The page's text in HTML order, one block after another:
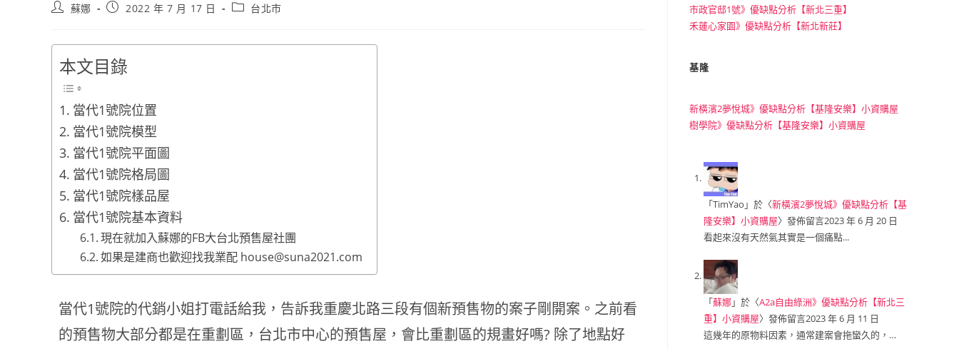
蘇娜 2022 年 7 月 17 日 台北市
本文目錄
當代1號院位置
當代1號院模型
當代1號院平面圖
當代1號院格局圖
當代1號院樣品屋
當代1號院基本資料
現在就加入蘇娜的FB大台北預售屋社團
如果是建商也歡迎找我業配 house@suna2021.com
當代1號院的代銷小姐打電話給我，告訴我重慶北路三段有個新預售物的案子剛開案。之前看
的預售物大部分都是在重劃區，台北市中心的預售屋，會比重劃區的規畫好嗎? 除了地點好
市政官邸1號》優缺點分析【新北三重】
禾蓮心家園》優缺點分析【新北新莊】
基隆
新橫濱2夢悅城》優缺點分析【基隆安樂】小資購屋
樹學院》優缺點分析【基隆安樂】小資購屋
「TimYao 」於〈新橫濱2夢悅城》優缺點分析【基
隆安樂】小資購屋〉發佈留言2023 年 6 月 20 日
看起來沒有天然氣其實是一個痛點...
「蘇娜」於〈A2a自由綠洲》優缺點分析【新北三
重】小資購屋〉發佈留言2023 年 6 月 11 日
這幾年的原物料因素，通常建案會拖蠻久的，…